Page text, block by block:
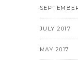
JULY 2017
MAY 2017